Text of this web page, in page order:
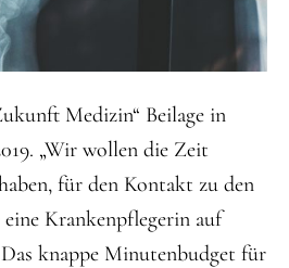
Medizin“ Beilage in
„Wir wollen die Zeit
für den Kontakt zu den
Krankenpflegerin auf
Das knappe Minutenbudget für